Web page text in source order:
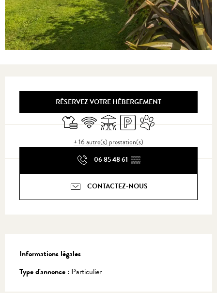
RÉSERVEZ VOTRE HÉBERGEMENT
Draps et linge
WiFi TerrasseParkingAnimaux acceptés
+ 16 autre(s) prestation(s)
06 85 48 61 ▒▒
CONTACTEZ-NOUS
Informations légales
Informations légales
Type d'annonce : Particulier